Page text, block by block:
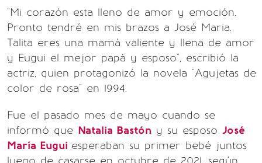
"Mi corazón esta lleno de amor y emoción.
Pronto tendré en mis brazos a José Maria.
Talita eres una mamá valiente y llena de amor
y Eugui el mejor papá y esposo", escribió la
actriz, quien protagonizó la novela "Agujetas de
color de rosa" en 1994.
Fue el pasado mes de mayo cuando se
informó que Natalia Bastón y su esposo José
María Eugui esperaban su primer bebé juntos